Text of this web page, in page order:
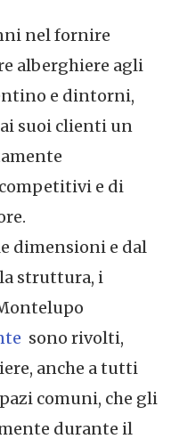
nel fornire
alberghiere agli
e dintorni,
suoi clienti un
e di
dimensioni e dal
struttura, i
sono rivolti,
anche a tutti
comuni, che gli
durante il